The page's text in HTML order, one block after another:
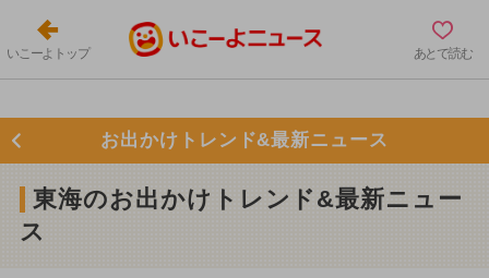
いこーよトップ あとで読む
お出かけトレンド&最新ニュース
東海のお出かけトレンド&最新ニュー
ス